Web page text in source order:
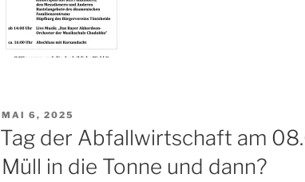
VERÖFFENTLICHT
AM
MAI 6, 2025
Tag der Abfallwirtschaft am
Müll in die Tonne und dann?